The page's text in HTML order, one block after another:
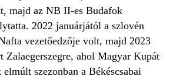
majd az NB II-es Budafok
2022 januárjától a szlovén
vezetőedzője volt, majd 2023
Zalaegerszegre, ahol Magyar Kupát
szezonban a Békéscsabai